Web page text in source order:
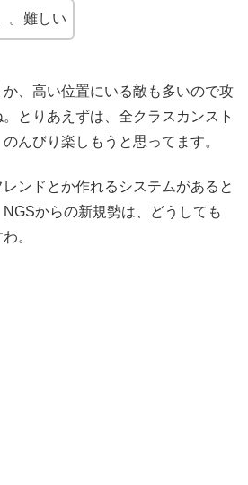
。難しい
、高い位置にいる敵も多いので攻
とりあえずは、全クラスカンスト
んびり楽しもうと思ってます。
ンドとか作れるシステムがあると
からの新規勢は、どうしても
。